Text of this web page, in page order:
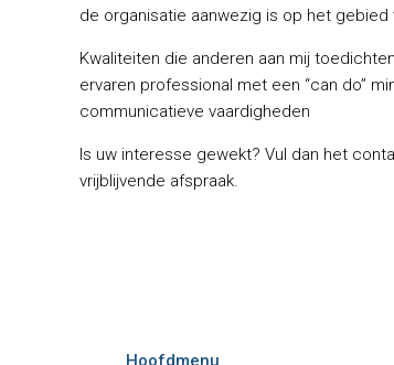
de organisatie aanwezig is op het gebied
Kwaliteiten die anderen aan mij
ervaren professional met een “can do”
communicatieve vaardigheden
Is uw interesse gewekt? Vul dan het
vrijblijvende afspraak.
Hoofdmenu